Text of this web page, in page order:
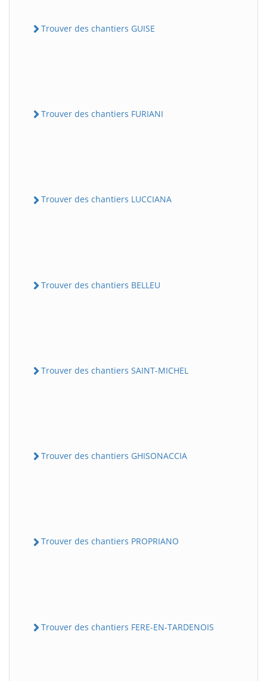
Trouver des chantiers GUISE
Trouver des chantiers FURIANI
Trouver des chantiers LUCCIANA
Trouver des chantiers BELLEU
Trouver des chantiers SAINT-MICHEL
Trouver des chantiers GHISONACCIA
Trouver des chantiers PROPRIANO
Trouver des chantiers FERE-EN-TARDENOIS